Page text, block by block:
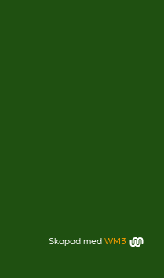
Skapad med WM3